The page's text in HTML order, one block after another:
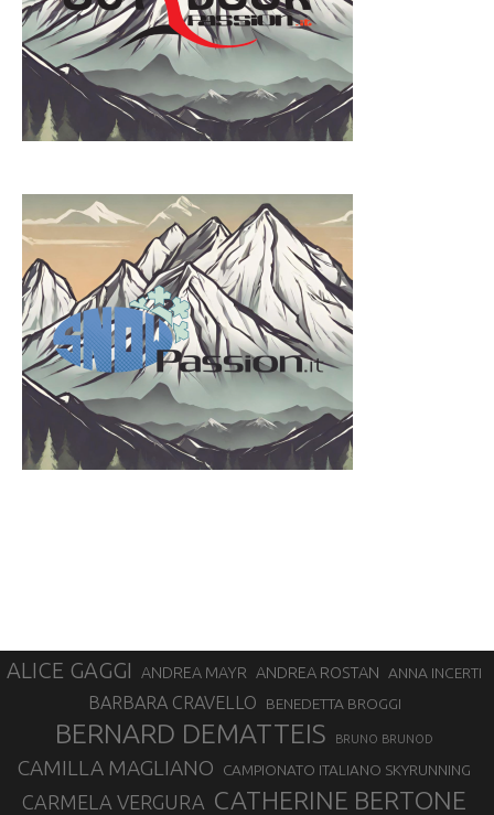
ALICE GAGGI ANDREA MAYR ANDREA ROSTAN ANNA INCERTI
BARBARA CRAVELLO BENEDETTA BROGGI
BERNARD DEMATTEIS BRUNO BRUNOD
CAMILLA MAGLIANO CAMPIONATO ITALIANO SKYRUNNING
CARMELA VERGURA CATHERINE BERTONE